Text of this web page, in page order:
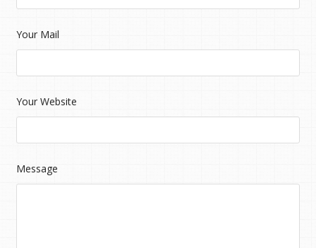
Your Mail
Your Website
Message